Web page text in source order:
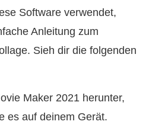
Software verwendet,
Anleitung zum
Sieh dir die folgenden
Maker 2021 herunter,
es auf deinem Gerät.